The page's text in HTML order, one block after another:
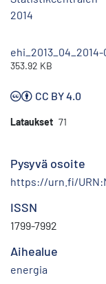
2014
353.92 KB
CC BY 4.0
Lataukset 71
Pysyvä osoite
https://urn.fi/
ISSN
1799-7992
Aihealue
energia